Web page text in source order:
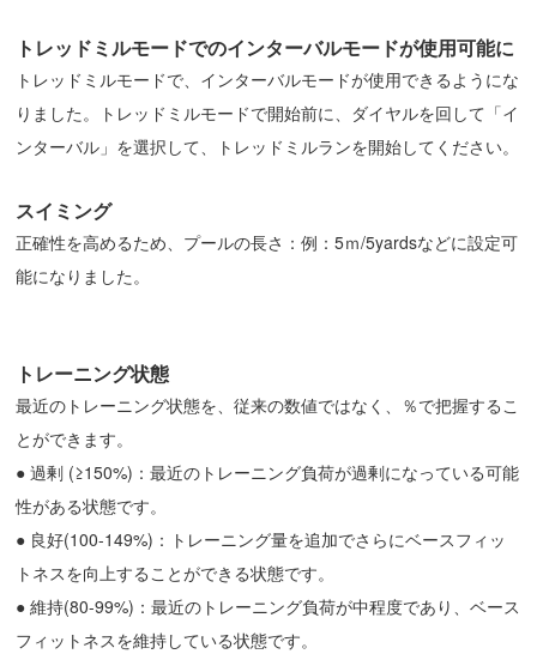
トレッドミルモードでのインターバルモードが使用可能に
トレッドミルモードで、インターバルモードが使用できるようにな
りました。トレッドミルモードで開始前に、ダイヤルを回して「イ
ンターバル」を選択して、トレッドミルランを開始してください。
スイミング
正確性を高めるため、プールの長さ：例：5ｍ/5yardsなどに設定可
能になりました。
トレーニング状態
最近のトレーニング状態を、従来の数値ではなく、％で把握するこ
とができます。
● 過剰 (≥150%)：最近のトレーニング負荷が過剰になっている可能
性がある状態です。
● 良好(100-149%)：トレーニング量を追加でさらにベースフィッ
トネスを向上することができる状態です。
● 維持(80-99%)：最近のトレーニング負荷が中程度であり、ベース
フィットネスを維持している状態です。